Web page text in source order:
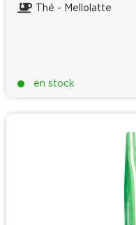
Thé - Mellolatte
en stock